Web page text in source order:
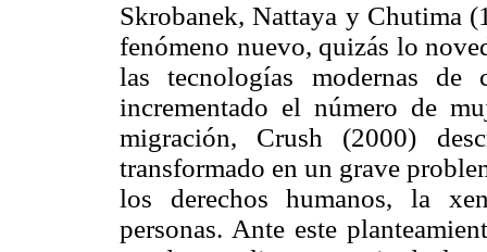
Skrobanek, Nattaya y Chutima
fenómeno nuevo, quizás lo
las tecnologías modernas
incrementado el número de
migración, Crush (2000)
transformado en un grave
los derechos humanos, la
personas. Ante este